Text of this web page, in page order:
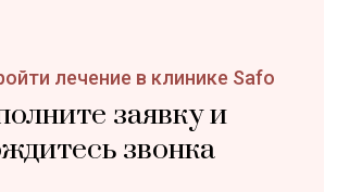
лечение в клинике Safo
заявку и
звонка